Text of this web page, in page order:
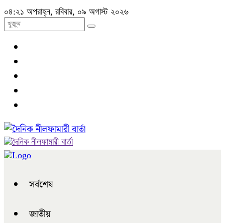
০৪:২১ অপরাহ্ন, রবিবার, ০৯ অগাস্ট ২০২৬
সর্বশেষ
জাতীয়